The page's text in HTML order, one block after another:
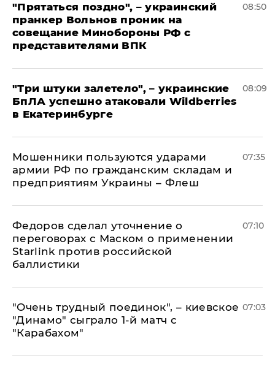
"Прятаться поздно", – украинский
пранкер Вольнов проник на
совещание Минобороны РФ с
представителями ВПК
08:50
"Три штуки залетело", – украинские
БпЛА успешно атаковали Wildberries
в Екатеринбурге
08:09
Мошенники пользуются ударами
армии РФ по гражданским складам и
предприятиям Украины – Флеш
07:35
Федоров сделал уточнение о
переговорах с Маском о применении
Starlink против российской
баллистики
07:10
"Очень трудный поединок", – киевское
"Динамо" сыграло 1-й матч с
"Карабахом"
07:03